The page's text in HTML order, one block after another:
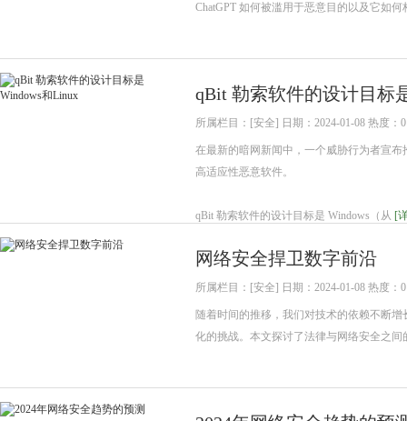
ChatGPT 如何被滥用于恶意目的以及它如
qBit 勒索软件的设计目标
所属栏目：[安全] 日期：2024-01-08 热度：0
在最新的暗网新闻中，一个威胁行为者宣布
高适应性恶意软件。
qBit 勒索软件的设计目标是 Windows（从 [
网络安全捍卫数字前沿
所属栏目：[安全] 日期：2024-01-08 热度：0
随着时间的推移，我们对技术的依赖不断
化的挑战。本文探讨了法律与网络安全之